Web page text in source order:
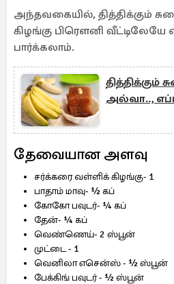
அந்தவகையில், தித்திக்கும்
கிழங்கு பிரௌனி வீட்டிலேயே
பார்க்கலாம்.
தித்திக்கும்
அல்வா..,
தேவையான அளவு
சர்க்கரை வள்ளிக் கிழங்கு- 1
பாதாம் மாவு- ½ கப்
கோகோ பவுடர்- ¼ கப்
தேன்- ¼ கப்
வெண்ணெய்- 2 ஸ்பூன்
முட்டை - 1
வெனிலா எசென்ஸ் - ½ ஸ்பூன்
பேக்கிங் பவுடர் - ½ ஸ்பூன்